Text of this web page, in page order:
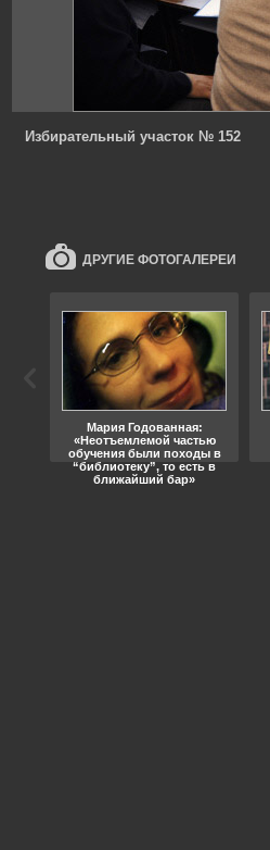
Избирательный участок № 152
ДРУГИЕ ФОТОГАЛЕРЕИ
Мария Годованная:
«Неотъемлемой частью
обучения были походы в
“библиотеку”, то есть в
ближайший бар»